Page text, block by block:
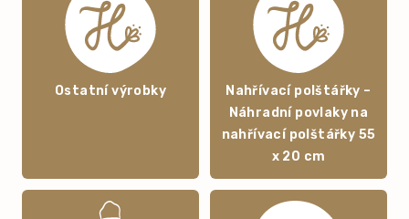
Ostatní výrobky
Nahřívací polštářky –
Náhradní povlaky na
nahřívací polštářky 55
x 20 cm